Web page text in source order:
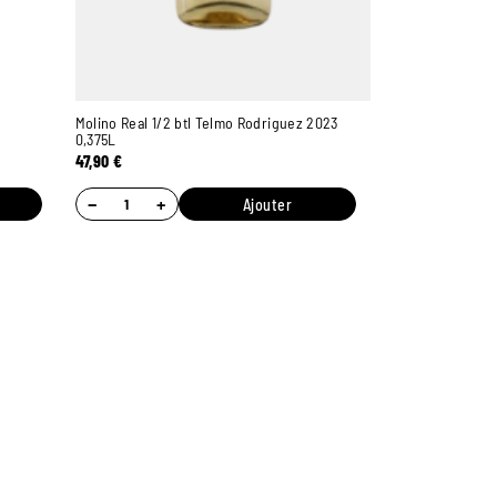
Molino Real 1/2 btl Telmo Rodriguez 2023
0,375L
47,90 €
− + Ajouter